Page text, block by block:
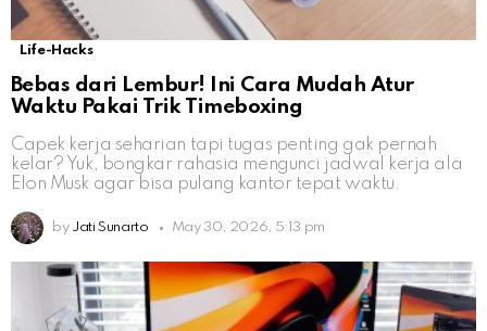
Life-Hacks
Bebas dari Lembur! Ini Cara Mudah Atur
Waktu Pakai Trik Timeboxing
Capek kerja seharian tapi tugas penting gak pernah
kelar? Yuk, bongkar rahasia mengunci jadwal kerja ala
Elon Musk agar bisa pulang kantor tepat waktu.
by Jati Sunarto May 30, 2026, 5:13 pm